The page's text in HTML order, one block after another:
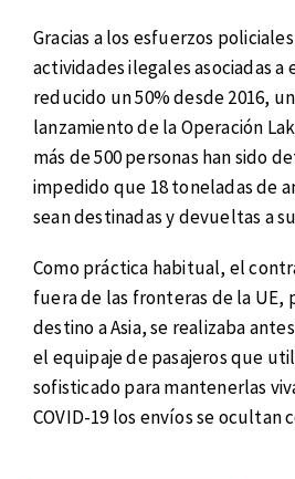
Gracias a los esfuerzos
actividades ilegales asociadas a
reducido un 50% desde 2016,
lanzamiento de la Operación
más de 500 personas han sido
impedido que 18 toneladas de
sean destinadas y devueltas a
Como práctica habitual, el
fuera de las fronteras de la UE,
destino a Asia, se realizaba
el equipaje de pasajeros que
sofisticado para mantenerlas
COVID-19 los envíos se ocultan